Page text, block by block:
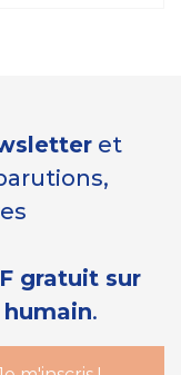
et
gratuit sur
.